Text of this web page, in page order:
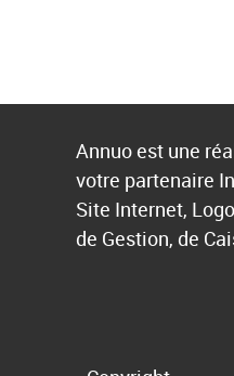
Annuo est une
votre partenaire
Site Internet,
de Gestion, de